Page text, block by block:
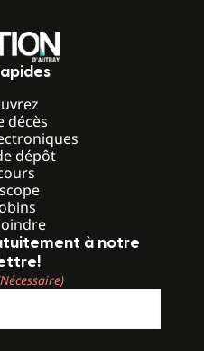
décès
dépôt
à notre